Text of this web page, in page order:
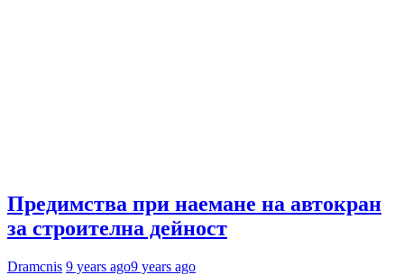
Предимства при наемане на автокран
за строителна дейност
Dramcnis 9 years ago9 years ago